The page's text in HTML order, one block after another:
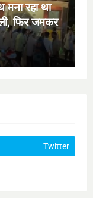
रहा था
फिर जमकर
Twitter